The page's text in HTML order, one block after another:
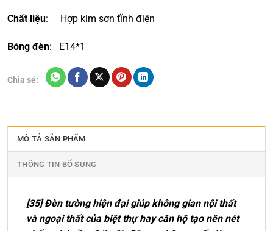
Chất liệu: Hợp kim sơn tĩnh điện
Bóng đèn: E14*1
Chia sẻ:
MÔ TẢ SẢN PHẨM
THÔNG TIN BỔ SUNG
[35] Đèn tường hiện đại giúp không gian nội thất
và ngoại thất của biệt thự hay căn hộ tạo nên nét